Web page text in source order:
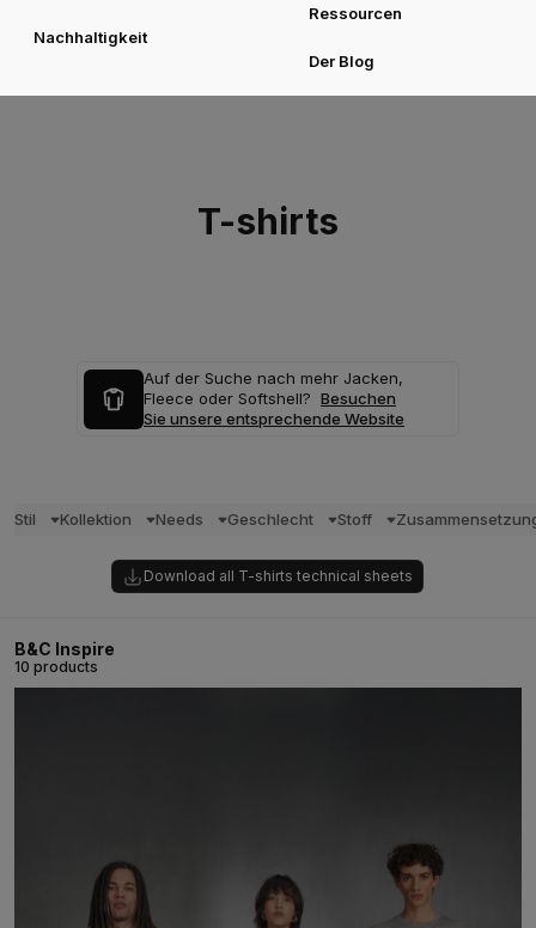
Nachhaltigkeit
Ressourcen
Der Blog
T-shirts
Auf der Suche nach mehr Jacken,
Fleece oder Softshell? Besuchen
Sie unsere entsprechende Website
Stil Kollektion Needs Geschlecht Stoff
Download all T-shirts technical sheets
B&C Inspire
10 products